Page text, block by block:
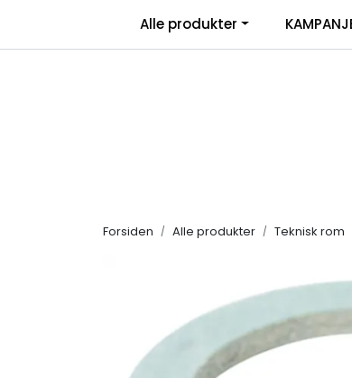
Salgsbetingelser | Retur/
Alle produkter
Forsiden Alle produkter Teknisk rom